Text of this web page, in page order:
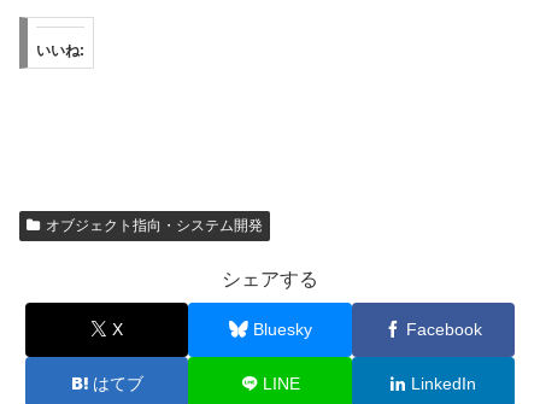
いいね:
オブジェクト指向・システム開発
シェアする
X Bluesky Facebook
はてブ LINE LinkedIn